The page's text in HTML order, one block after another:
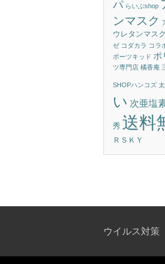
パ らいぶshop
ンマスク
ウレタンマスク
ゼ コダカラ コラ
ポーツキッド ポ
ツ専門店 橘香庵
SHOPハンコズ
い 次亜塩
秀 送料
ＲＳＫＹ
ウイルス対策